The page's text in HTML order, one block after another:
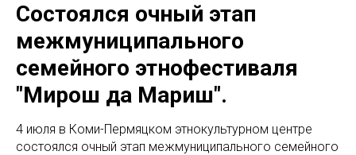
Состоялся очный этап
межмуниципального
семейного этнофестиваля
"Мирош да Мариш".
4 июля в Коми-Пермяцком этнокультурном центре
состоялся очный этап межмуниципального семейного